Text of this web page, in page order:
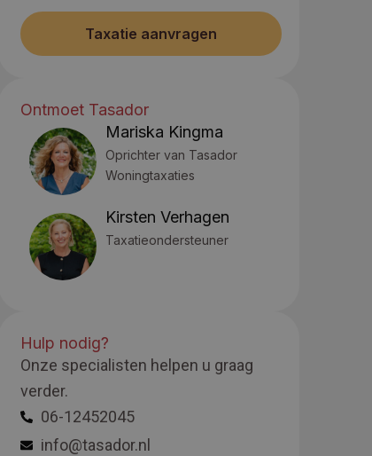
Taxatie aanvragen
Ontmoet Tasador
Mariska Kingma
Oprichter van Tasador
Woningtaxaties
Kirsten Verhagen
Taxatieondersteuner
Hulp nodig?
Onze specialisten helpen u graag
verder.
06-12452045
info@tasador.nl